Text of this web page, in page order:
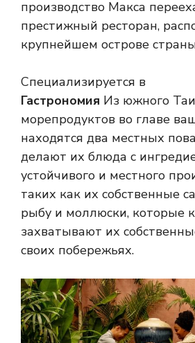
производство Макса
престижный ресторан,
крупнейшем острове
Специализируется в
Гастрономия Из южного
морепродуктов во главе
находятся два местных
делают их блюда с
устойчивого и местного
таких как их собственные
рыбу и моллюски, которые
захватывают их
своих побережьях.